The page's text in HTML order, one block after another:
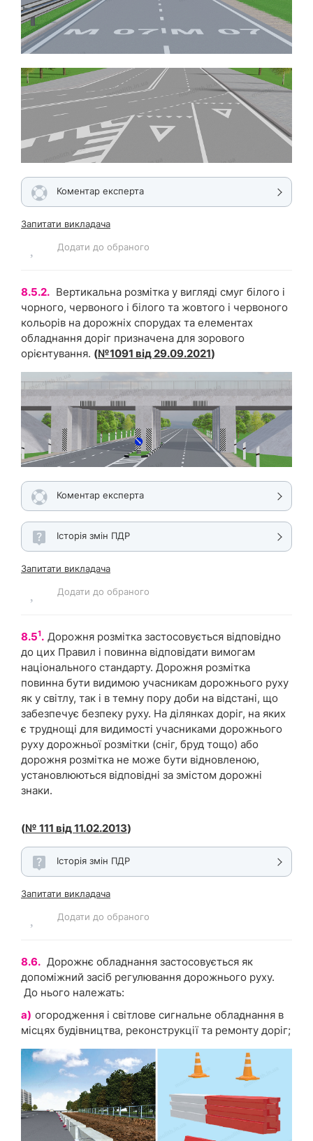
Коментар експерта
Запитати викладача
Додати до обраного
8.5.2. Вертикальна розмітка у вигляді смуг білого і
чорного, червоного і білого та жовтого і червоного
кольорів на дорожніх спорудах та елементах
обладнання доріг призначена для зорового
орієнтування. (№1091 від 29.09.2021)
Коментар експерта
Історія змін ПДР
Запитати викладача
Додати до обраного
8.51. Дорожня розмітка застосовується відповідно
до цих Правил і повинна відповідати вимогам
національного стандарту. Дорожня розмітка
повинна бути видимою учасникам дорожнього руху
як у світлу, так і в темну пору доби на відстані, що
забезпечує безпеку руху. На ділянках доріг, на яких
є труднощі для видимості учасниками дорожнього
руху дорожньої розмітки (сніг, бруд тощо) або
дорожня розмітка не може бути відновленою,
установлюються відповідні за змістом дорожні
знаки.
(№ 111 від 11.02.2013)
Історія змін ПДР
Запитати викладача
Додати до обраного
8.6. Дорожнє обладнання застосовується як
допоміжний засіб регулювання дорожнього руху.
До нього належать:
а) огородження і світлове сигнальне обладнання в
місцях будівництва, реконструкції та ремонту доріг;